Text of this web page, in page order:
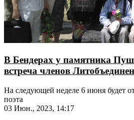
В Бендерах у памятника
встреча членов
На следующей неделе 6 июня будет
поэта
03 Июн., 2023, 14:17